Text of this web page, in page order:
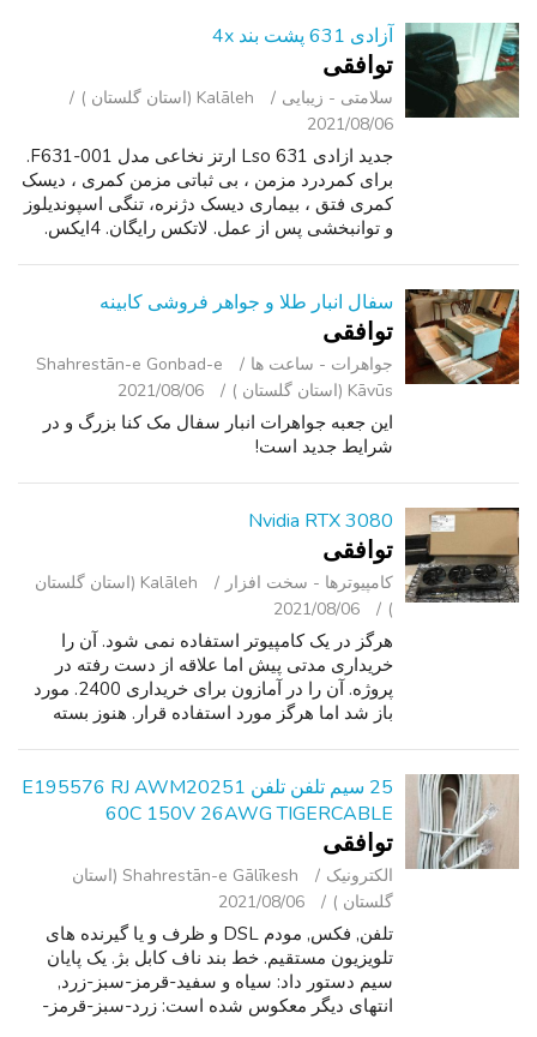
آزادی 631 پشت بند 4x
توافقی
سلامتی - زیبایی
Kalāleh (استان گلستان )
2021/08/06
جدید ازادی 631 Lso ارتز نخاعی مدل F631-001.
برای کمردرد مزمن ، بی ثباتی مزمن کمری ، دیسک
کمری فتق ، بیماری دیسک دژنره، تنگی اسپوندیلوز
و توانبخشی پس از عمل. لاتکس رایگان. 4ایکس.
سفال انبار طلا و جواهر فروشی کابینه
توافقی
جواهرات - ساعت ‌ها
Shahrestān-e Gonbad-e
Kāvūs (استان گلستان )
2021/08/06
این جعبه جواهرات انبار سفال مک کنا بزرگ و در
شرایط جدید است!
Nvidia RTX 3080
توافقی
کامپیوترها - سخت ‌افزار
Kalāleh (استان گلستان
)
2021/08/06
هرگز در یک کامپیوتر استفاده نمی شود. آن را
خریداری مدتی پیش اما علاقه از دست رفته در
پروژه. آن را در آمازون برای خریداری 2400. مورد
باز شد اما هرگز مورد استفاده قرار. هنوز بسته
25 سیم تلفن تلفن E195576 RJ AWM20251
60C 150V 26AWG TIGERCABLE
توافقی
الکترونیک
Shahrestān-e Gālīkesh (استان
گلستان )
2021/08/06
تلفن, فکس, مودم DSL و ظرف و یا گیرنده های
تلویزیون مستقیم. خط بند ناف کابل بژ. یک پایان
سیم دستور داد: سیاه و سفید-قرمز-سبز-زرد,
انتهای دیگر معکوس شده است: زرد-سبز-قرمز-